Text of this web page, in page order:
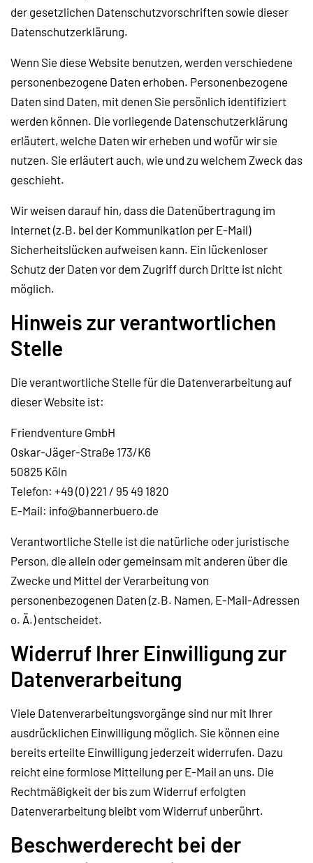
der gesetzlichen Datenschutzvorschriften sowie dieser
Datenschutzerklärung.
Wenn Sie diese Website benutzen, werden verschiedene
personenbezogene Daten erhoben. Personenbezogene
Daten sind Daten, mit denen Sie persönlich identifiziert
werden können. Die vorliegende Datenschutzerklärung
erläutert, welche Daten wir erheben und wofür wir sie
nutzen. Sie erläutert auch, wie und zu welchem Zweck das
geschieht.
Wir weisen darauf hin, dass die Datenübertragung im
Internet (z.B. bei der Kommunikation per E-Mail)
Sicherheitslücken aufweisen kann. Ein lückenloser
Schutz der Daten vor dem Zugriff durch Dritte ist nicht
möglich.
Hinweis zur verantwortlichen
Stelle
Die verantwortliche Stelle für die Datenverarbeitung auf
dieser Website ist:
Friendventure GmbH
Oskar-Jäger-Straße 173/K6
50825 Köln
Telefon: +49 (0) 221 / 95 49 1820
E-Mail: info@bannerbuero.de
Verantwortliche Stelle ist die natürliche oder juristische
Person, die allein oder gemeinsam mit anderen über die
Zwecke und Mittel der Verarbeitung von
personenbezogenen Daten (z.B. Namen, E-Mail-Adressen
o. Ä.) entscheidet.
Widerruf Ihrer Einwilligung zur
Datenverarbeitung
Viele Datenverarbeitungsvorgänge sind nur mit Ihrer
ausdrücklichen Einwilligung möglich. Sie können eine
bereits erteilte Einwilligung jederzeit widerrufen. Dazu
reicht eine formlose Mitteilung per E-Mail an uns. Die
Rechtmäßigkeit der bis zum Widerruf erfolgten
Datenverarbeitung bleibt vom Widerruf unberührt.
Beschwerderecht bei der